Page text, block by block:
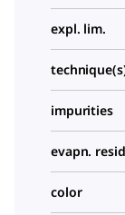
expl. lim.
impurities
evapn.
color